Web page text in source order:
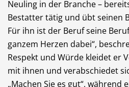
Neuling in der Branche –
Bestatter tätig und übt seinen
Für ihn ist der Beruf seine
ganzem Herzen dabei“,
Respekt und Würde kleidet er
mit ihnen und verabschiedet
„Machen Sie es gut“, während